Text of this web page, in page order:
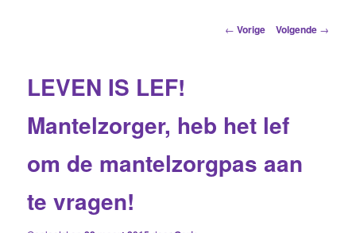
Berichtnavigatie
← Vorige Volgende →
LEVEN IS LEF!
Mantelzorger, heb het lef
om de mantelzorgpas aan
te vragen!